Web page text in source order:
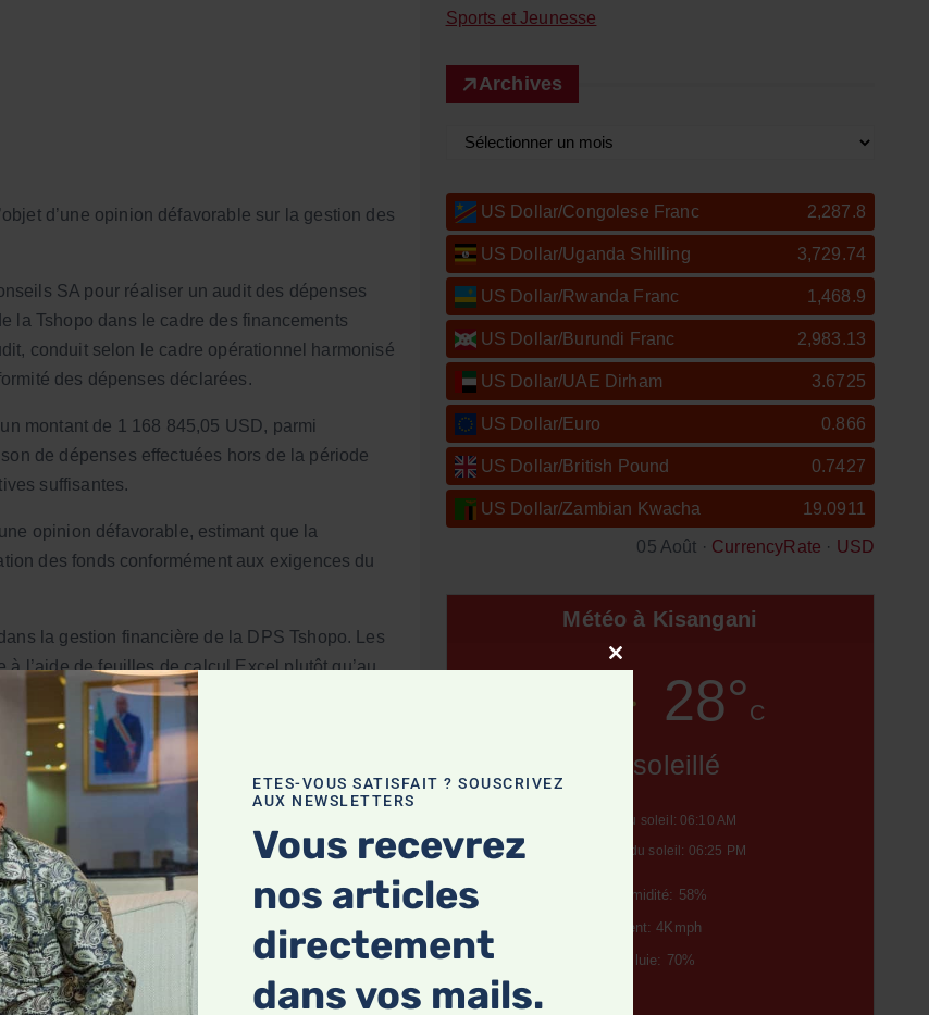
d’une opinion défavorable sur la gestion des
SA pour réaliser un audit des dépenses
la Tshopo dans le cadre des financements
conduit selon le cadre opérationnel harmonisé
des dépenses déclarées.
montant de 1 168 845,05 USD, parmi
de dépenses effectuées hors de la période
suffisantes.
opinion défavorable, estimant que la
des fonds conformément aux exigences du
la gestion financière de la DPS Tshopo. Les
l’aide de feuilles de calcul Excel plutôt qu’au
conforme aux exigences de l’OHADA en
à 27 formulaires FACE, représentant
la DPS Tshopo, ces documents auraient
auditeurs précisent qu’aucun document officiel
ni l’étendue des pertes invoquées.
de contrôle interne classées à risque moyen et
dans les dispositifs de gestion financière et de
Sports et Jeunesse
Archives
c
h
v
e
US Dollar/Congolese Franc 2,287.8
US Dollar/Uganda Shilling 3,729.74
US Dollar/Rwanda Franc 1,468.9
US Dollar/Burundi Franc 2,983.13
US Dollar/UAE Dirham 3.6725
US Dollar/Euro 0.866
US Dollar/British Pound 0.7427
US Dollar/Zambian Kwacha 19.0911
05 Août · CurrencyRate · USD
Météo à Kisangani
28°C
Ensoleillé
Lever du soleil: 06:10 AM
Coucher du soleil: 06:25 PM
Humidité: 58%
Vent: 4Kmph
Pluie: 70%
Close this module
ETES-VOUS SATISFAIT ? SOUSCRIVEZ
AUX NEWSLETTERS
Vous recevrez
nos articles
directement
dans vos mails.